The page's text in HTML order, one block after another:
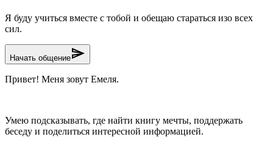
Я буду учиться вместе с тобой и обещаю стараться изо всех
сил.
Начать общениеsend
Привет! Меня зовут Емеля.
Умею подсказывать, где найти книгу мечты, поддержать
беседу и поделиться интересной информацией.